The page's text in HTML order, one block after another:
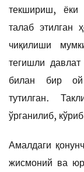
текшириш, ёки
талаб этилган
чиқилиши
тегишли
билан бир ой
тутилган.
ўрганилиб,
Амалдаги
жисмоний ва